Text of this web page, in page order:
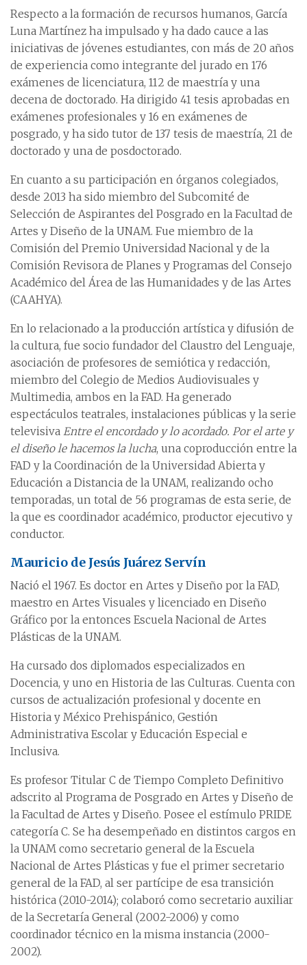
Respecto a la formación de recursos humanos, García
Luna Martínez ha impulsado y ha dado cauce a las
iniciativas de jóvenes estudiantes, con más de 20 años
de experiencia como integrante del jurado en 176
exámenes de licenciatura, 112 de maestría y una
decena de doctorado. Ha dirigido 41 tesis aprobadas en
exámenes profesionales y 16 en exámenes de
posgrado, y ha sido tutor de 137 tesis de maestría, 21 de
doctorado y una de posdoctorado.
En cuanto a su participación en órganos colegiados,
desde 2013 ha sido miembro del Subcomité de
Selección de Aspirantes del Posgrado en la Facultad de
Artes y Diseño de la UNAM. Fue miembro de la
Comisión del Premio Universidad Nacional y de la
Comisión Revisora de Planes y Programas del Consejo
Académico del Área de las Humanidades y de las Artes
(CAAHYA).
En lo relacionado a la producción artística y difusión de
la cultura, fue socio fundador del Claustro del Lenguaje,
asociación de profesores de semiótica y redacción,
miembro del Colegio de Medios Audiovisuales y
Multimedia, ambos en la FAD. Ha generado
espectáculos teatrales, instalaciones públicas y la serie
televisiva Entre el encordado y lo acordado. Por el arte y
el diseño le hacemos la lucha, una coproducción entre la
FAD y la Coordinación de la Universidad Abierta y
Educación a Distancia de la UNAM, realizando ocho
temporadas, un total de 56 programas de esta serie, de
la que es coordinador académico, productor ejecutivo y
conductor.
Mauricio de Jesús Juárez Servín
Nació el 1967. Es doctor en Artes y Diseño por la FAD,
maestro en Artes Visuales y licenciado en Diseño
Gráfico por la entonces Escuela Nacional de Artes
Plásticas de la UNAM.
Ha cursado dos diplomados especializados en
Docencia, y uno en Historia de las Culturas. Cuenta con
cursos de actualización profesional y docente en
Historia y México Prehispánico, Gestión
Administrativa Escolar y Educación Especial e
Inclusiva.
Es profesor Titular C de Tiempo Completo Definitivo
adscrito al Programa de Posgrado en Artes y Diseño de
la Facultad de Artes y Diseño. Posee el estímulo PRIDE
categoría C. Se ha desempeñado en distintos cargos en
la UNAM como secretario general de la Escuela
Nacional de Artes Plásticas y fue el primer secretario
general de la FAD, al ser partícipe de esa transición
histórica (2010-2014); colaboró como secretario auxiliar
de la Secretaría General (2002-2006) y como
coordinador técnico en la misma instancia (2000-
2002).